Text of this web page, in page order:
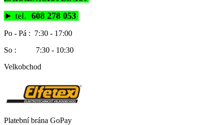
► tel. 608 278 053
Po - Pá : 7:30 - 17:00
So : 7:30 - 10:30
Velkobchod
Platební brána GoPay